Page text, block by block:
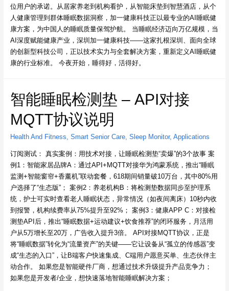
位用户的承诺。从居家养老到机构看护，从智能床垫到智慧酒店，从个
人健康管理到群体睡眠数据洞察，加一健康科技正以最专业的AI睡眠健
康方案，为中国人的睡眠质量保驾护航。 当睡眠经济迈向万亿规模，当
AI深度赋能健康产业，深圳加一健康科技——这家扎根深圳、面向全球
的创新型科技公司，正以技术实力与全套解决方案，重新定义AI睡眠健
康的行业标准。 今夜开始，睡得好，活得好。
智能睡眠检测垫 – API对接
MQTT协议说明
Health And Fitness, Smart Senior Care, Sleep Monitor, Applications
订阅测试： 真实案例：用技术对接，让睡眠检测垫“卖爆”的3个故事 案
例1：智能家居品牌A：通过API+MQTT对接华为鸿蒙系统，推出“睡眠
监测+智能窗帘+香薰机”联动套餐，618期间销量破10万台，其中80%用
户选择了“生态版”； 案例2：养老机构B：将检测垫数据同步至护理系
统，护士可实时查看老人睡眠状态，异常情况（如夜间离床）10秒内收
到报警，机构续费率从75%提升至92%； 案例3：健康APP C：对接检
测垫API后，推出“睡眠数据+运动建议+饮食推荐”的闭环服务，月活用
户从5万增长至20万，广告收入提升3倍。 API对接MQTT协议，正是
将“睡眠数据”转化为“流量资产”的关键——它让设备从“孤立的传感器”变
成“生态的入口”，让B端客户快速集成、C端用户愿意买单、生态伙伴主
动合作。 如果您是智能硬件厂商，想通过技术升级提升产品竞争力；
如果您是开发者/企业，想快速落地智能睡眠解决方案；